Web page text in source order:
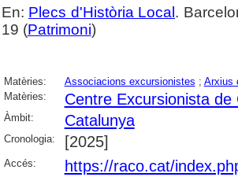
En: Plecs d'Història Local .
19 (Patrimoni)
Matèries: Associacions excursionistes ; Arxius
Matèries:
Centre Excursionista de
Àmbit: Catalunya
Cronologia: [2025]
Accés: https://raco.cat/